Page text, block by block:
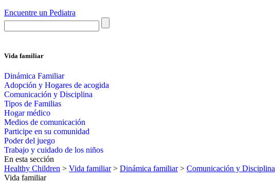
Encuentre un Pediatra
Vida familiar
Dinámica Familiar
Adopción y Hogares de acogida
Comunicación y Disciplina
Tipos de Familias
Hogar médico
Medios de comunicación
Participe en su comunidad
Poder del juego
Trabajo y cuidado de los niños
En esta sección
Healthy Children > Vida familiar> Dinámica familiar> Comunicación y Disciplina
Vida familiar